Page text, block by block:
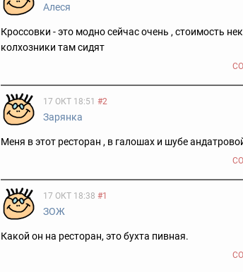
Алеся
Кроссовки - это модно сейчас очень , стоимость
колхозники там сидят
17 ОКТ 18:51 #2
Зарянка
Меня в этот ресторан , в галошах и шубе
17 ОКТ 18:38 #1
ЗОЖ
Какой он на ресторан, это бухта пивная.